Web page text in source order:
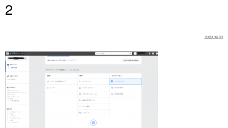
2
2020.06.03